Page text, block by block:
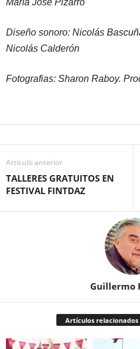
María José Pizarro
Diseño sonoro: Nicolás
Nicolás Calderón
Fotografias: Sharon Raboy.
Artículo anterior
TALLERES GRATUITOS EN
FESTIVAL FINTDAZ
Guillermo
Artículos relacionados